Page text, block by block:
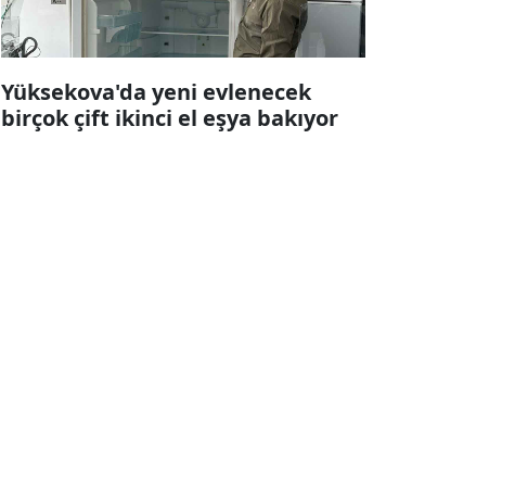
Yüksekova'da yeni evlenecek
birçok çift ikinci el eşya bakıyor